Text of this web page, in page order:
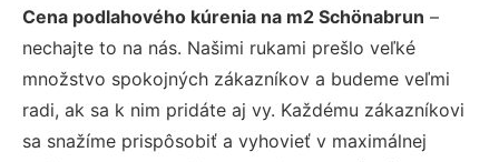
Cena podlahového kúrenia na m2 Schönabrun –
nechajte to na nás. Našimi rukami prešlo veľké
množstvo spokojných zákazníkov a budeme veľmi
radi, ak sa k nim pridáte aj vy. Každému zákazníkovi
sa snažíme prispôsobiť a vyhovieť v maximálnej